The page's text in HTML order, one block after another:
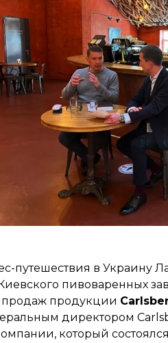
путешествия в Украину
пивоваренных
продаж продукции
директором
который